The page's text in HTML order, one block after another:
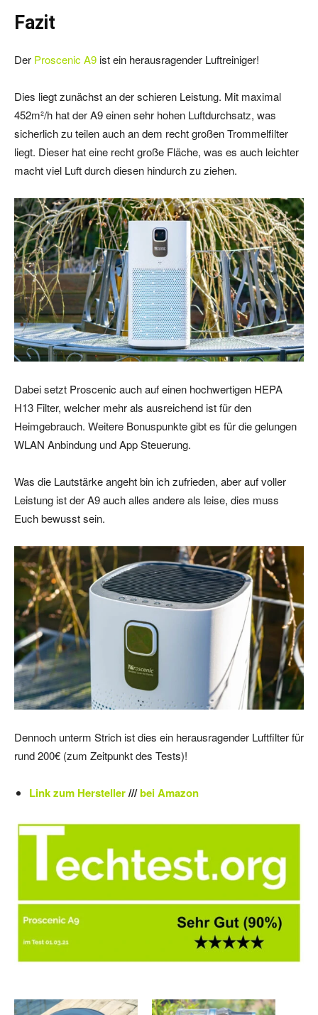
Fazit
Der Proscenic A9ist ein herausragender Luftreiniger!
Dies liegt zunächst an der schieren Leistung. Mit maximal
452m²/h hat der A9 einen sehr hohen Luftdurchsatz, was
sicherlich zu teilen auch an dem recht großen Trommelfilter
liegt. Dieser hat eine recht große Fläche, was es auch leichter
macht viel Luft durch diesen hindurch zu ziehen.
Dabei setzt Proscenic auch auf einen hochwertigen HEPA
H13 Filter, welcher mehr als ausreichend ist für den
Heimgebrauch. Weitere Bonuspunkte gibt es für die gelungen
WLAN Anbindung und App Steuerung.
Was die Lautstärke angeht bin ich zufrieden, aber auf voller
Leistung ist der A9 auch alles andere als leise, dies muss
Euch bewusst sein.
Dennoch unterm Strich ist dies ein herausragender Luftfilter für
rund 200€ (zum Zeitpunkt des Tests)!
Link zum Hersteller///bei Amazon